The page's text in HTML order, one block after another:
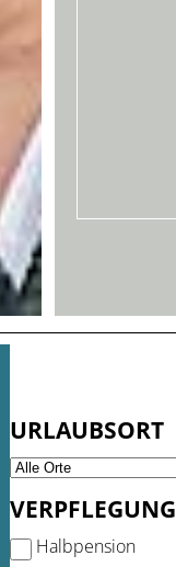
URLAUBSORT
VERPFLEGUNG
Halbpension